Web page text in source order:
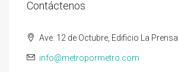
Contáctenos
Ave. 12 de Octubre, Edificio La Prensa.
info@metropormetro.com